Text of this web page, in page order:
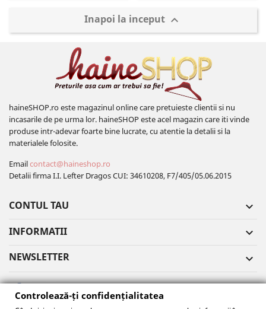
Inapoi la inceput 
haineSHOP.ro este magazinul online care pretuieste clientii si nu
incasarile de pe urma lor. haineSHOP este acel magazin care iti vinde
produse intr-adevar foarte bine lucrate, cu atentie la detalii si la
materialele folosite.
Emailcontact@haineshop.ro
Detalii firma I.I. Lefter Dragos CUI: 34610208, F7/405/05.06.2015
CONTUL TAU 
INFORMATII 
NEWSLETTER 
Controlează-ți confidențialitatea